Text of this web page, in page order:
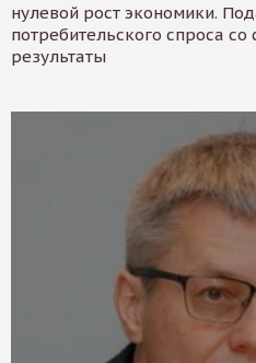
нулевой рост экономики.
потребительского спроса
результаты